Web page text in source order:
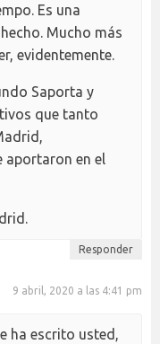
Es una
Mucho más
evidentemente.
Saporta y
que tanto
aportaron en el
Responder
9 abril, 2020 a las 4:41 pm
ha escrito usted,